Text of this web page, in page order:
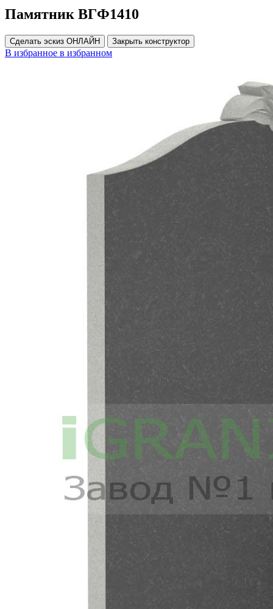
Памятник ВГФ1410
Сделать эскиз ОНЛАЙН Закрыть конструктор
В избранное в избранном